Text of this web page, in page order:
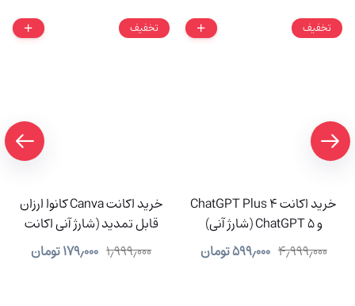
تخفیف
خرید اکانت ChatGPT Plus 4
و ChatGPT 5 (شارژ آنی)
۴٫۹۹۹٫۰۰۰ ۵۹۹٫۰۰۰تومان
تخفیف
خرید اکانت Canva کانوا ارزان
قابل تمدید (شارژ آنی اکانت
شما) ۱٫۹۹۹٫۰۰۰ ۱۷۹٫۰۰۰تومان